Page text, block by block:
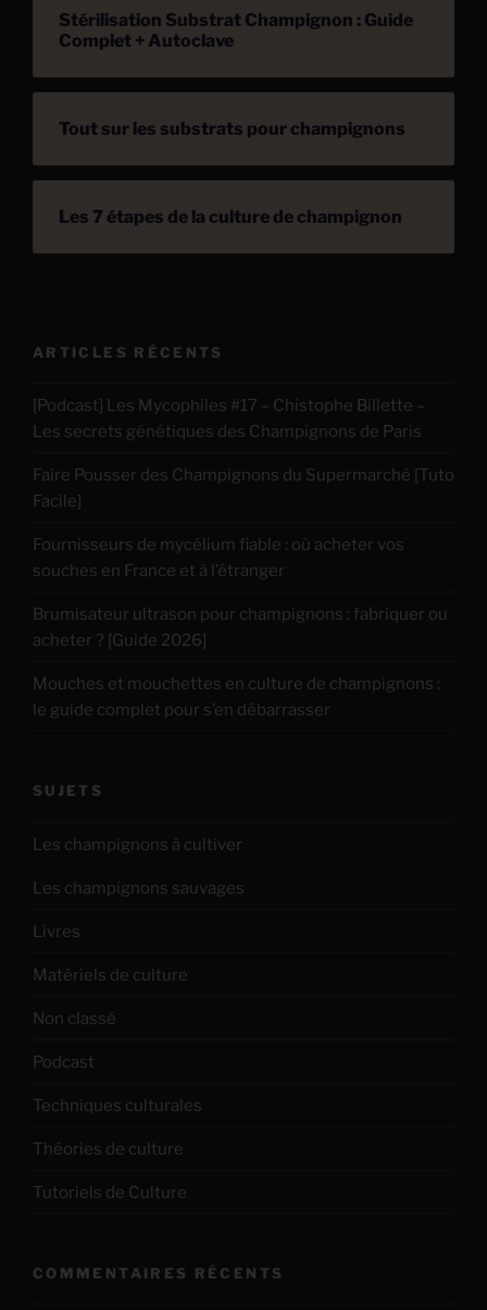
Stérilisation Substrat Champignon : Guide
Complet + Autoclave
Tout sur les substrats pour champignons
Les 7 étapes de la culture de champignon
ARTICLES RÉCENTS
[Podcast] Les Mycophiles #17 – Chistophe Billette –
Les secrets génétiques des Champignons de Paris
Faire Pousser des Champignons du Supermarché [Tuto
Facile]
Fournisseurs de mycélium fiable : où acheter vos
souches en France et à l’étranger
Brumisateur ultrason pour champignons : fabriquer ou
acheter ? [Guide 2026]
Mouches et mouchettes en culture de champignons :
le guide complet pour s’en débarrasser
SUJETS
Les champignons à cultiver
Les champignons sauvages
Livres
Matériels de culture
Non classé
Podcast
Techniques culturales
Théories de culture
Tutoriels de Culture
COMMENTAIRES RÉCENTS